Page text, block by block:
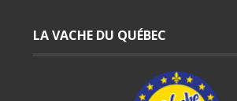
LA VACHE DU QUÉBEC